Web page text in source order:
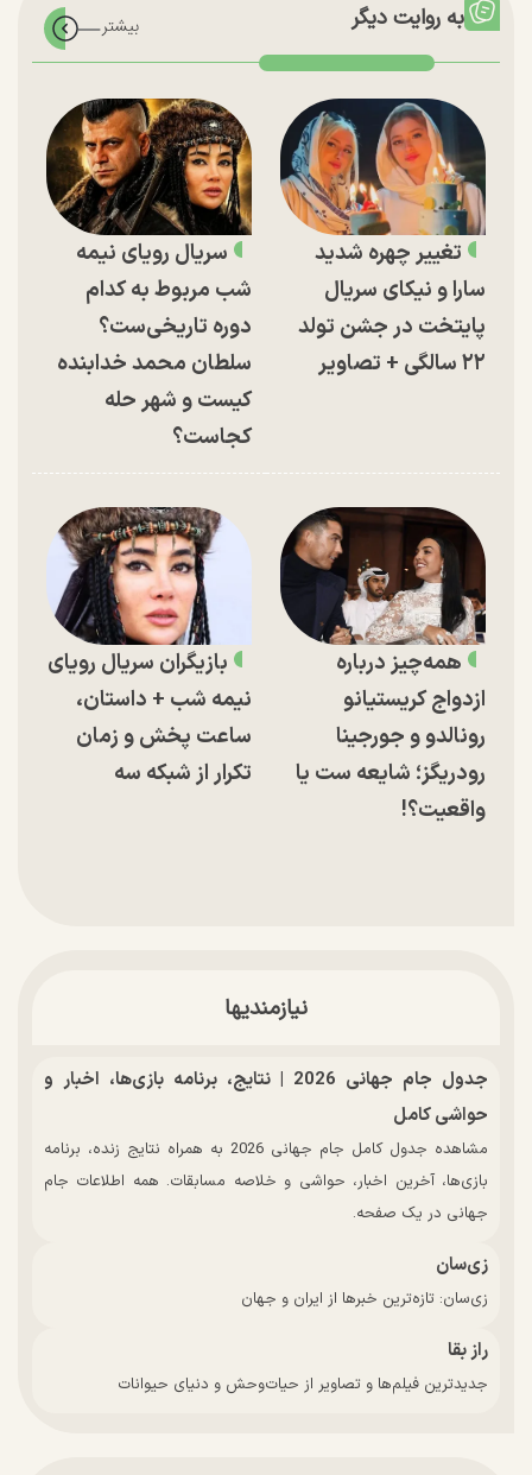
به روایت دیگر
تغییر چهره شدید
سارا و نیکای سریال
پایتخت در جشن تولد
۲۲ سالگی + تصاویر
سریال رویای نیمه
شب مربوط به کدام
دوره تاریخی‌ست؟
سلطان محمد خدابنده
کیست و شهر حله
کجاست؟
همه‌چیز درباره
ازدواج کریستیانو
رونالدو و جورجینا
رودریگز؛ شایعه ست یا
واقعیت؟!
بازیگران سریال رویای
نیمه شب + داستان،
ساعت پخش و زمان
تکرار از شبکه سه
نیازمندیها
جدول جام جهانی 2026 | نتایج، برنامه بازی‌ها، اخبار و
حواشی کامل
مشاهده جدول کامل جام جهانی 2026 به همراه نتایج زنده، برنامه
بازی‌ها، آخرین اخبار، حواشی و خلاصه مسابقات. همه اطلاعات جام
جهانی در یک صفحه.
زی‌سان
زی‌سان: تازه‌ترین خبرها از ایران و جهان
راز بقا
جدیدترین فیلم‌ها و تصاویر از حیات‌وحش و دنیای حیوانات